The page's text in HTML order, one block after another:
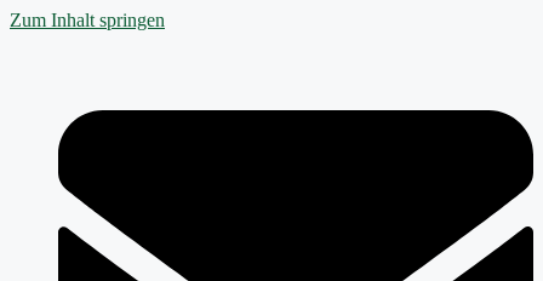
Zum Inhalt springen